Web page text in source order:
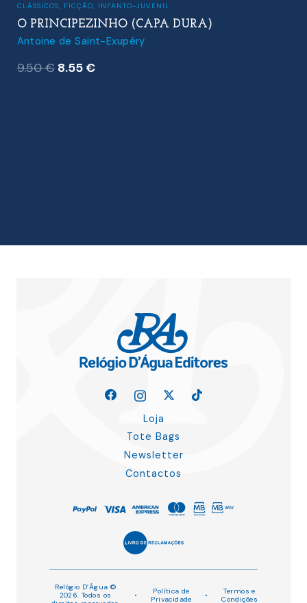
CLÁSSICOS FICÇÃO INFANTO-JUVENIL
O PRINCIPEZINHO (CAPA DURA)
Antoine de Saint-Exupéry
9.50€ O
8.55€O
Loja
Tote Bags
Newsletter
Contactos
Relógio D’Água ©
2026. Todos os
•
Política de
Privacidade
•
Termos e
Condições